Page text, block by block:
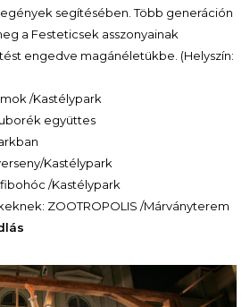
segítésében. Több generáción
a Festeticsek asszonyainak
engedve magánéletükbe. (Helyszín:
/Kastélypark
együttes
Kastélypark
/Kastélypark
ZOOTROPOLIS /Márványterem